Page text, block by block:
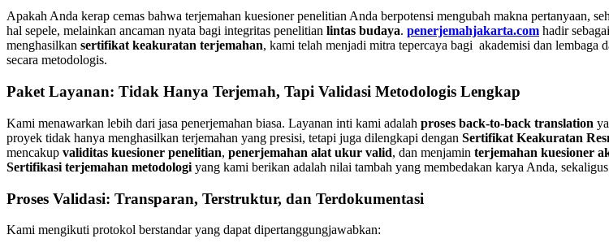
Apakah Anda kerap cemas bahwa terjemahan kuesioner penelitian Anda berpotensi mengubah makna pertanyaan,
hal sepele, melainkan ancaman nyata bagi integritas penelitian lintas budaya. penerjemahjakarta.com hadir
menghasilkan sertifikat keakuratan terjemahan, kami telah menjadi mitra tepercaya bagi akademisi dan lembaga
secara metodologis.
Paket Layanan: Tidak Hanya Terjemah, Tapi Validasi Metodologis Lengkap
Kami menawarkan lebih dari jasa penerjemahan biasa. Layanan inti kami adalah proses back-to-back translation
proyek tidak hanya menghasilkan terjemahan yang presisi, tetapi juga dilengkapi dengan Sertifikat Keakuratan
mencakup validitas kuesioner penelitian, penerjemahan alat ukur valid, dan menjamin terjemahan kuesioner
Sertifikasi terjemahan metodologi yang kami berikan adalah nilai tambah yang membedakan karya Anda,
Proses Validasi: Transparan, Terstruktur, dan Terdokumentasi
Kami mengikuti protokol berstandar yang dapat dipertanggungjawabkan: